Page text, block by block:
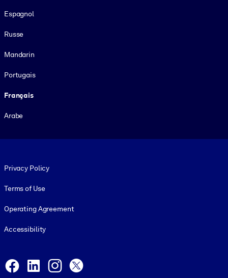
Espagnol
Russe
Mandarin
Portugais
Français
Arabe
Privacy Policy
Terms of Use
Operating Agreement
Accessibility
Facebook
LinkedInInstagram